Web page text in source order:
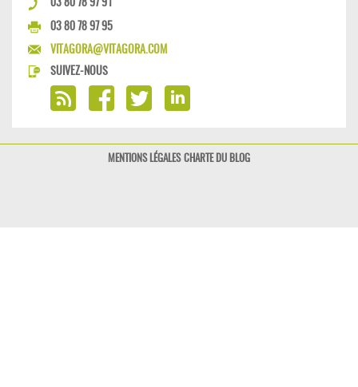
03 80 78 97 95
VITAGORA@VITAGORA.COM
SUIVEZ-NOUS
MENTIONS LÉGALES CHARTE DU BLOG